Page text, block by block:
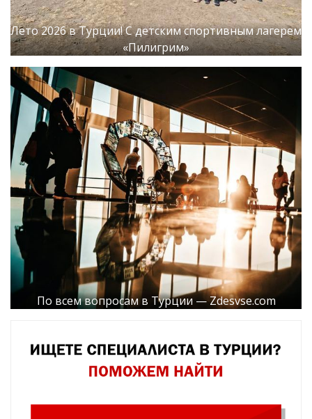
Лето 2026 в Турции! С детским спортивным лагерем
«Пилигрим»
По всем вопросам в Турции — Zdesvse.com